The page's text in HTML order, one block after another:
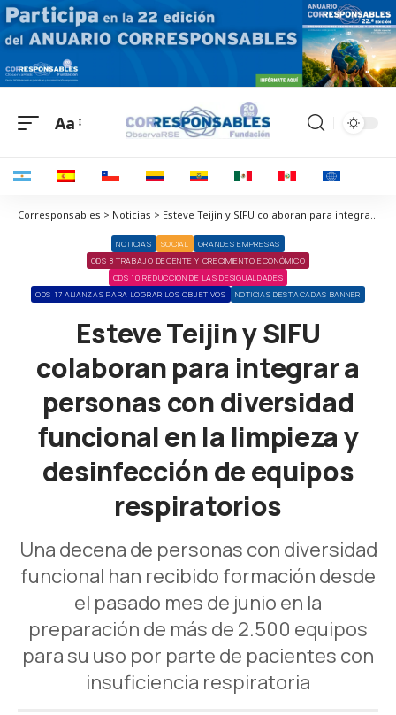
Aa
Corresponsables > Noticias > Esteve Teijin y SIFU colaboran para integrar a personas con diversidad funcional en la limpieza y desinfección de equipos respiratorios
NOTICIAS SOCIAL
GRANDES EMPRESAS
ODS 8 TRABAJO DECENTE Y CRECIMIENTO ECONÓMICO
ODS 10 REDUCCIÓN DE LAS DESIGUALDADES
ODS 17 ALIANZAS PARA LOGRAR LOS OBJETIVOS
NOTICIAS DESTACADAS BANNER
Esteve Teijin y SIFU
colaboran para integrar a
personas con diversidad
funcional en la limpieza y
desinfección de equipos
respiratorios
Una decena de personas con diversidad
funcional han recibido formación desde
el pasado mes de junio en la
preparación de más de 2.500 equipos
para su uso por parte de pacientes con
insuficiencia respiratoria